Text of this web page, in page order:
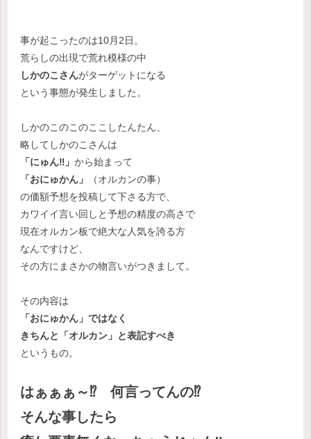
事が起こったのは10月2日。
荒らしの出現で荒れ模様の中
しかのこさんがターゲットになる
という事態が発生しました。
しかのこのこのここしたんたん、
略してしかのこさんは
「にゅん‼」 から始まって
「おにゅかん」
（オルカンの事）
の価額予想を投稿して下さる方で、
カワイイ言い回しと予想の精度の高さで
現在オルカン板で絶大な人気を誇る方
なんですけど、
その方にまさかの物言いがつきまして。
その内容は
「おにゅかん」ではなく
きちんと「オルカン」と表記すべき
というもの。
はぁぁぁ～⁉
何言ってんの⁉
そんな事したら